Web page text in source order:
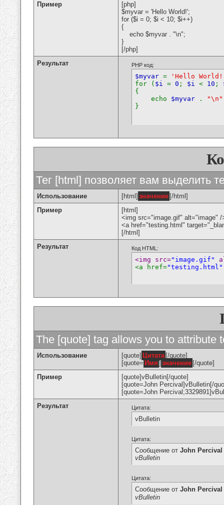
Пример
[php]
$myvar = 'Hello World!';
for ($i = 0; $i < 10; $i++)
{
echo $myvar . "\n";
}
[/php]
Результат
PHP код:
$myvar =
'Hello
for ( $i = 0 ; $i < 10 ;
{
echo $myvar . "\n"
}
Тег [html] позволяет вам выделить
Использование [html] значение [/html]
Пример
[html]
<img src="image.gif" alt="image" /
<a href="testing.html"
[/html]
Результат
Код HTML:
<img src="image.gif"
<a href="testing.html"
The [quote] tag allows you to attribute
Использование [quote] Цитата [/quote]
[quote= Имя ] значение [/quote]
Пример
[quote]vBulletin[/quote]
[quote=John Percival]vBulletin[/
[quote=John
Результат
Цитата:
vBulletin
Цитата:
Сообщение от John Percival
vBulletin
Цитата:
Сообщение от John Percival
vBulletin